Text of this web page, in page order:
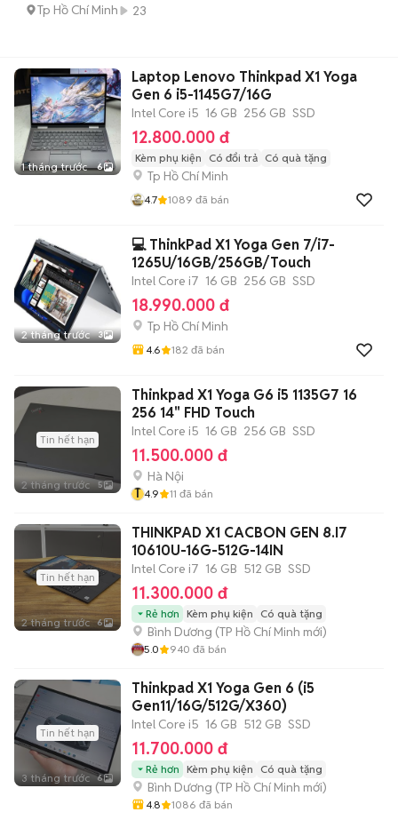
Tp Hồ Chí Minh 23
1 tháng trước 6
Laptop Lenovo Thinkpad X1 Yoga
Gen 6 i5-1145G7/16G
Intel Core i5 16 GB 256 GB SSD
12.800.000 đ
Kèm phụ kiện Có đổi trả Có quà tặng
Tp Hồ Chí Minh
4.7 1089 đã bán
2 tháng trước 3
💻 ThinkPad X1 Yoga Gen 7/i7-
1265U/16GB/256GB/Touch
Intel Core i7 16 GB 256 GB SSD
18.990.000 đ
Tp Hồ Chí Minh
4.6 182 đã bán
Tin hết hạn
2 tháng trước 5
Thinkpad X1 Yoga G6 i5 1135G7 16
256 14" FHD Touch
Intel Core i5 16 GB 256 GB SSD
11.500.000 đ
Hà Nội
T 4.9 11 đã bán
Tin hết hạn
2 tháng trước 6
THINKPAD X1 CACBON GEN 8.I7
10610U-16G-512G-14IN
Intel Core i7 16 GB 512 GB SSD
11.300.000 đ
Rẻ hơn Kèm phụ kiện Có quà tặng
Bình Dương (TP Hồ Chí Minh mới)
5.0 940 đã bán
Tin hết hạn
3 tháng trước 6
Thinkpad X1 Yoga Gen 6 (i5
Gen11/16G/512G/X360)
Intel Core i5 16 GB 512 GB SSD
11.700.000 đ
Rẻ hơn Kèm phụ kiện Có quà tặng
Bình Dương (TP Hồ Chí Minh mới)
4.8 1086 đã bán